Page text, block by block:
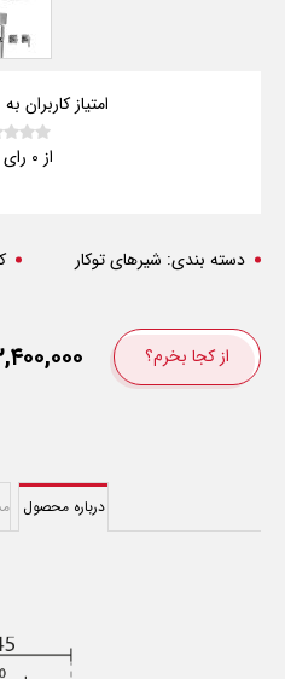
امتیاز کاربران
از 0 رای (0)
دسته بندی: شیرهای توکار
از کجا بخرم؟
درباره محصول